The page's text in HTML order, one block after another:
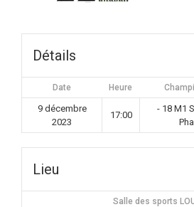
Détails
Date Heure
9 décembre
2023
17:00
- 18 M1
Lieu
Salle des sports